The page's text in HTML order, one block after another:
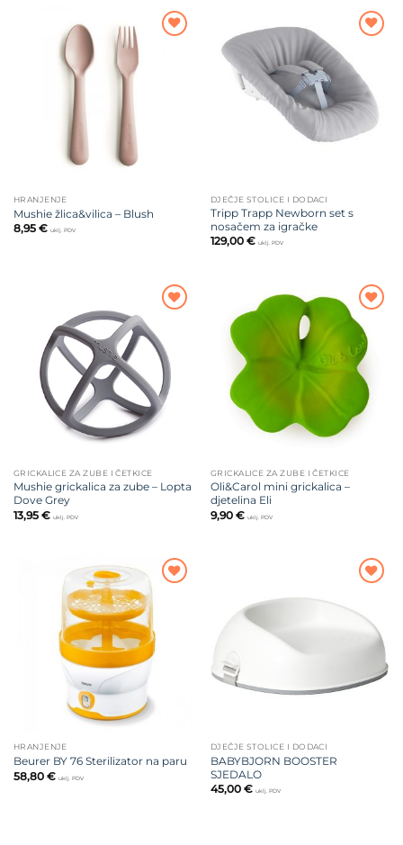
HRANJENJE
Mushie žlica&vilica – Blush
8,95 € uklj. PDV
na listu
želja
DJEČJE STOLICE I DODACI
Tripp Trapp Newborn set s
nosačem za igračke
129,00 € uklj. PDV
na listu
želja
GRICKALICE ZA ZUBE I ČETKICE
Mushie grickalica za zube – Lopta
Dove Grey
13,95 € uklj. PDV
Dodajte
na listu
želja
GRICKALICE ZA ZUBE I ČETKICE
Oli&Carol mini grickalica –
djetelina Eli
9,90 € uklj. PDV
Dodajte
na listu
HRANJENJE
Beurer BY 76 Sterilizator na paru
58,80 € uklj. PDV
na listu
želja
DJEČJE STOLICE I DODACI
BABYBJORN BOOSTER
SJEDALO
45,00 € uklj. PDV